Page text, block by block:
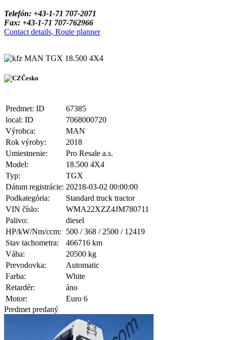
Telefón: +43-1-71 707-2071
Fax: +43-1-71 707-762966
Contact details, Route planner
MAN TGX 18.500 4X4
Česko
Predmet: ID
67385
local: ID
7068000720
Výrobca:
MAN
Rok výroby:
2018
Umiestnenie:
Pro Resale a.s.
Model:
18.500 4X4
Typ:
TGX
Dátum registrácie: 20218-03-02 00:00:00
Podkategória:
Standard truck tractor
VIN číslo:
WMA22XZZ4JM780711
Palivo:
diesel
HP/kW/Nm/ccm:
500 / 368 / 2500 / 12419
Stav tachometra:
466716 km
Váha:
20500 kg
Prevodovka:
Automatic
Farba:
White
Retardér:
áno
Motor:
Euro 6
Predmet predaný